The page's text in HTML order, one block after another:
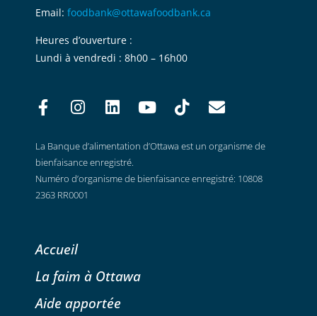
Email: foodbank@ottawafoodbank.ca
Heures d’ouverture :
Lundi à vendredi : 8h00 – 16h00
La Banque d’alimentation d’Ottawa est un organisme de
bienfaisance enregistré.
Numéro d’organisme de bienfaisance enregistré: 10808
2363 RR0001
Accueil
La faim à Ottawa
Aide apportée